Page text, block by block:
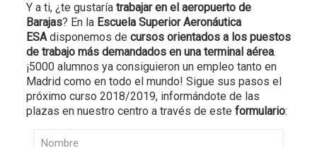
Y a ti, ¿te gustaríatrabajar en el aeropuerto de
Barajas? En la Escuela Superior Aeronáutica
ESAdisponemos de cursos orientados a los puestos
de trabajo más demandados en una terminal aérea.
¡5000 alumnos ya consiguieron un empleo tanto en
Madrid como en todo el mundo! Sigue sus pasos el
próximo curso 2018/2019, informándote de las
plazas en nuestro centro a través de este formulario: